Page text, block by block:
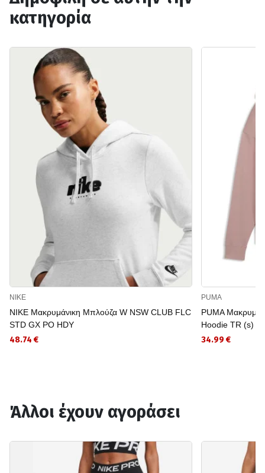
κατηγορία
NIKE
NIKE Μακρυμάνικη Μπλούζα W NSW CLUB FLC
STD GX PO HDY
48.74 €
PUMA
PUMA
Hoodie TR (s)
34.99 €
Άλλοι έχουν αγοράσει